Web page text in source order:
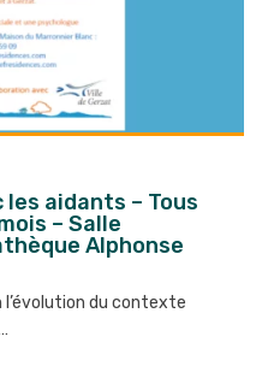
les aidants – Tous
– Salle
Alphonse
l’évolution du contexte